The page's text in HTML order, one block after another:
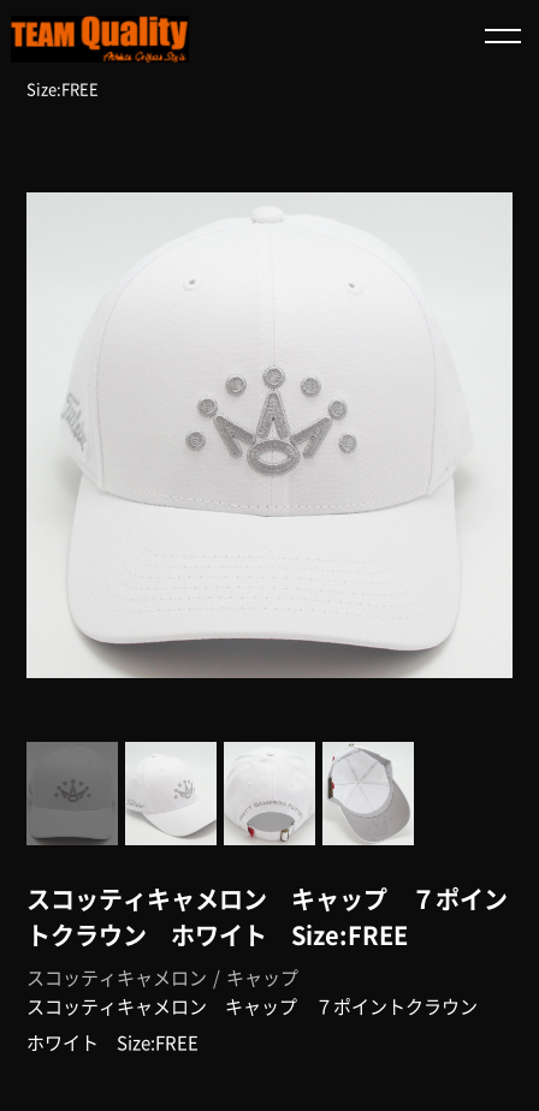
TOP
商品一覧
スコッティキャメロン キャップ ７ポイントクラウン ホワイト
Size:FREE
スコッティキャメロン キャップ ７ポイン
トクラウン ホワイト Size:FREE
スコッティキャメロン
キャップ
スコッティキャメロン キャップ ７ポイントクラウン
ホワイト Size:FREE